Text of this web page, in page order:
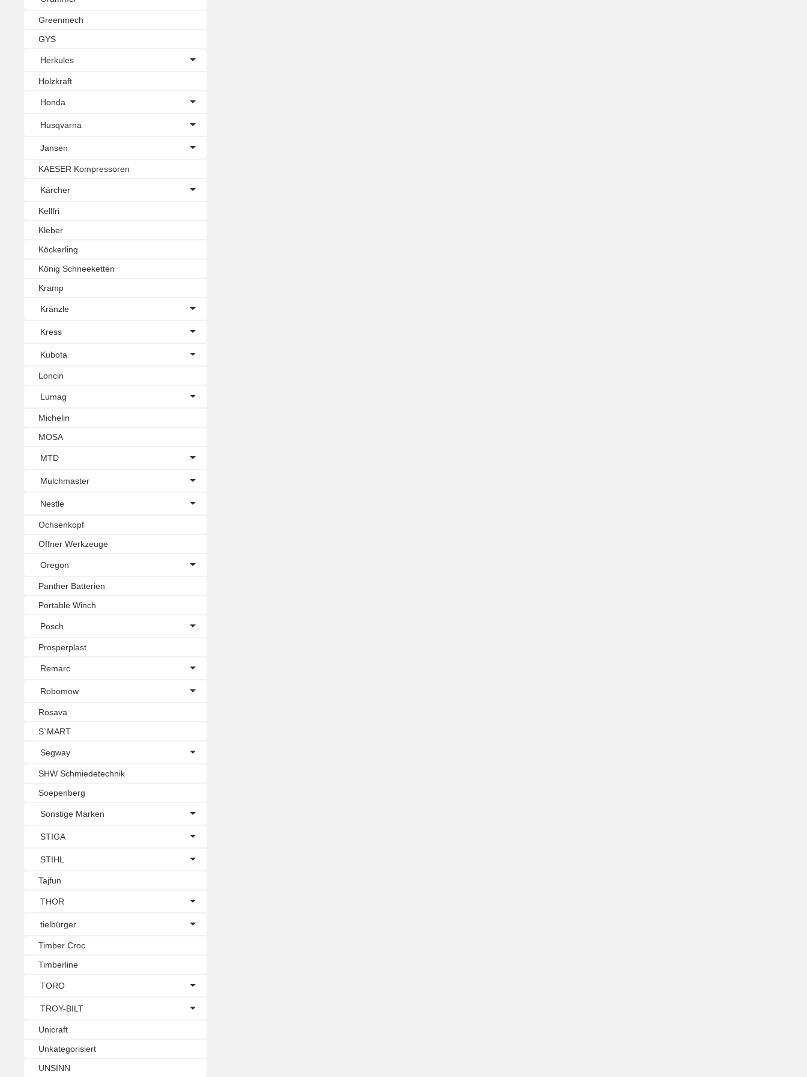
Greenmech
GYS
Herkules
Holzkraft
Honda
Husqvarna
Jansen
KAESER Kompressoren
Kärcher
Kellfri
Kleber
Köckerling
König Schneeketten
Kramp
Kränzle
Kress
Kubota
Loncin
Lumag
Michelin
MOSA
MTD
Mulchmaster
Nestle
Ochsenkopf
Offner Werkzeuge
Oregon
Panther Batterien
Portable Winch
Posch
Prosperplast
Remarc
Robomow
Rosava
S`MART
Segway
SHW Schmiedetechnik
Soepenberg
Sonstige Marken
STIGA
STIHL
Tajfun
THOR
tielbürger
Timber Croc
Timberline
TORO
TROY-BILT
Unicraft
Unkategorisiert
UNSINN